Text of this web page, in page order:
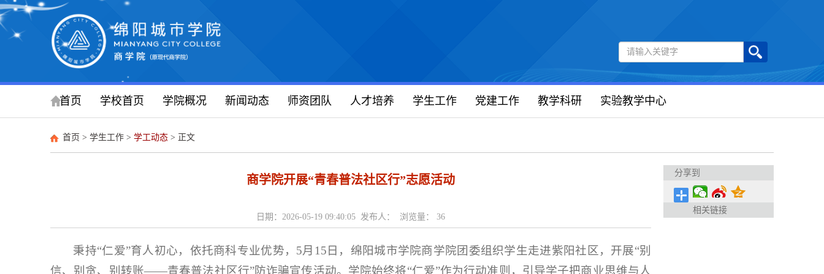
首页 学校首页 学院概况 新闻动态 师资团队 人才培养 学生工作 党建工作 教学科研 实验教学中心
首页 > 学生工作 > 学工动态 > 正文
商学院开展“青春普法社区行”志愿活动
日期：2026-05-19 09:40:05 发布人： 浏览量： 36
秉持“仁爱”育人初心，依托商科专业优势，5月15日，绵阳城市学院商学院团委组织学生走进紫阳社区，开展“别
信、别贪、别转账——青春普法社区行”防诈骗宣传活动。学院始终将“仁爱”作为行动准则，引导学子把商业思维与人
分享到
相关链接